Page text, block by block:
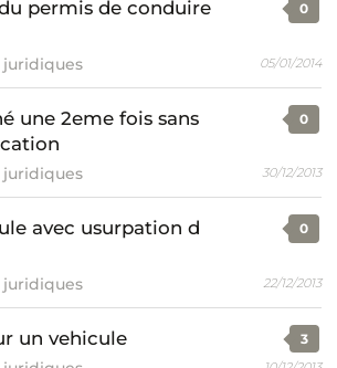
permis de conduire
juridiques
0
05/01/2014
une 2eme fois sans
juridiques
0
30/12/2013
avec usurpation d
juridiques
0
22/12/2013
un vehicule 3